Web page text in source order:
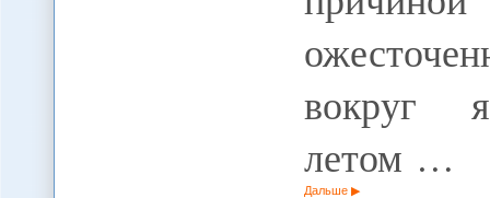
вокруг
летом …
Дальше